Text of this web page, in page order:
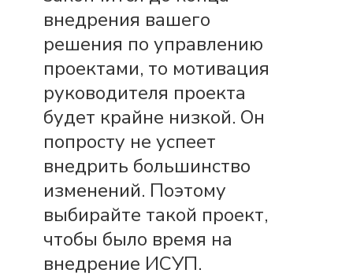
внедрения вашего
решения по управлению
проектами, то мотивация
руководителя проекта
будет крайне низкой. Он
попросту не успеет
внедрить большинство
изменений. Поэтому
выбирайте такой проект,
чтобы было время на
внедрение ИСУП.